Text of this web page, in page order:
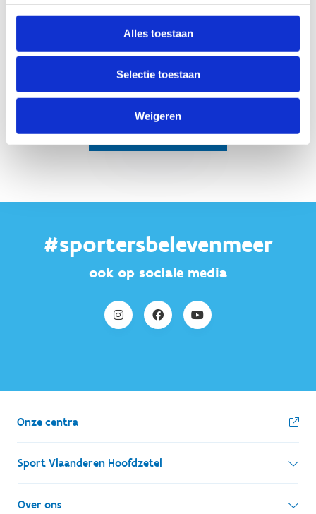
Alles toestaan
Selectie toestaan
Weigeren
Programma
#sportersbelevenmeer
ook op sociale media
Onze centra
Sport Vlaanderen Hoofdzetel
Simon Bolivarlaan 17
Over ons